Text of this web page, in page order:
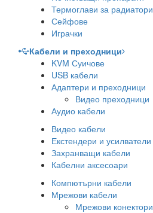
Термоглави за радиатори
Сейфове
Играчки
Кабели и преходници
KVM Суичове
USB кабели
Адаптери и преходници
Видео преходници
Аудио кабели
Видео кабели
Екстендери и усилватели
Захранващи кабели
Кабелни аксесоари
Компютърни кабели
Мрежови кабели
Мрежови конектори